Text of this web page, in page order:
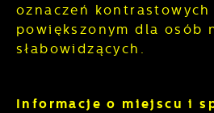
oznaczeń kontrastowych
powiększonym dla osób
słabowidzących.
Informacje o miejscu i